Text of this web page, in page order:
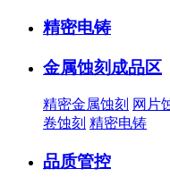
精密电铸
金属蚀刻成品区
精密金属蚀刻 网片
卷蚀刻 精密电铸
品质管控